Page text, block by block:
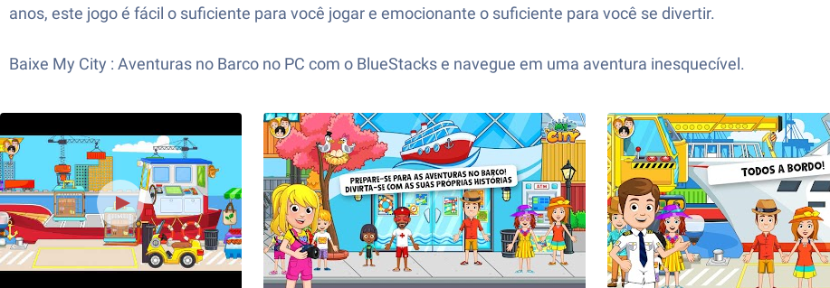
anos, este jogo é fácil o suficiente para você jogar e emocionante o suficiente para você se divertir.
Baixe My City : Aventuras no Barco no PC com o BlueStacks e navegue em uma aventura inesquecível.